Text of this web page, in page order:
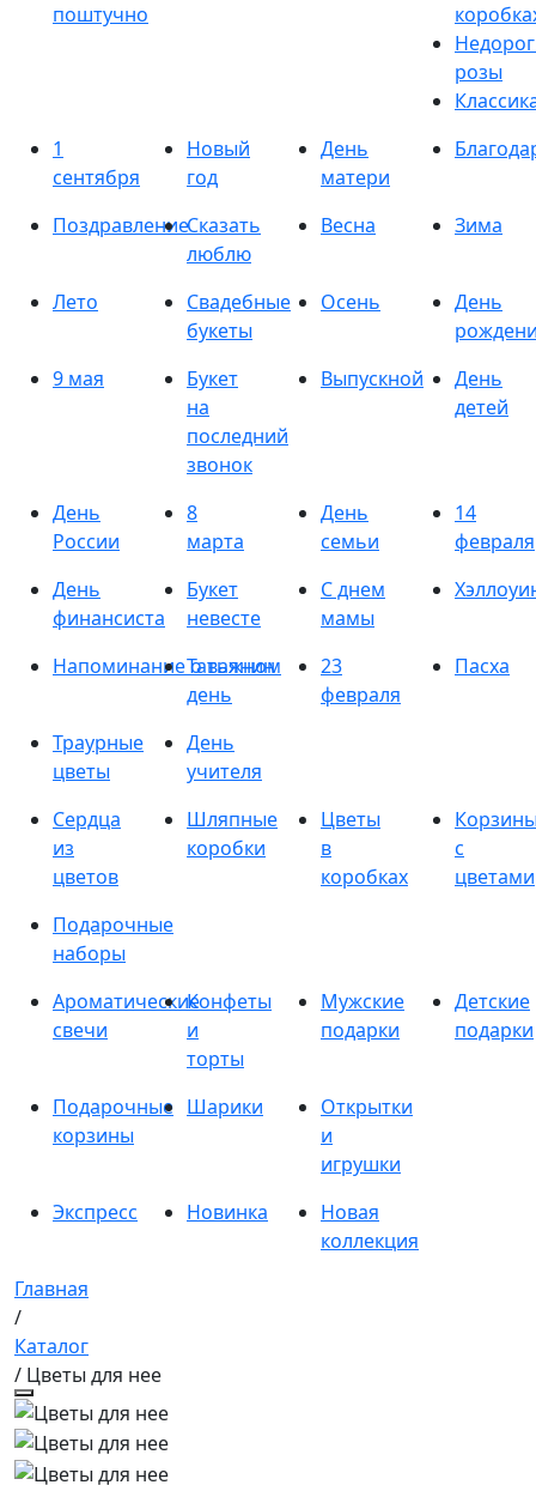
поштучно
розы
1
сентября
Новый
год
День
матери
ПоздравлениеСказать
люблю
Весна Зима
Лето
Свадебные
букеты
Осень
День
9 мая
Букет
на
последний
звонок
Выпускной
День
детей
День
России
8
марта
День
семьи
14
февраля
День
финансиста
Букет
невесте
С днем
мамы
Напоминание о важном
Татьянин
день
23
февраля
Пасха
Траурные
цветы
День
учителя
Сердца
из
цветов
Шляпные
коробки
Цветы
в
коробках
с
цветами
Подарочные
наборы
Ароматические
свечи
Конфеты
и
торты
Мужские
подарки
Детские
подарки
Подарочные
корзины
Шарики
Открытки
и
игрушки
Экспресс
Новинка
Новая
коллекция
Главная
/
Каталог
/ Цветы для нее